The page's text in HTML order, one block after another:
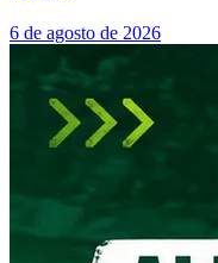
6 de agosto de 2026